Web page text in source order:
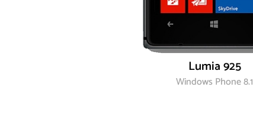
Lumia 925
Windows Phone 8.1